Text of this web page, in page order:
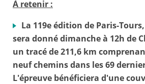
À retenir :
La 119e édition de Paris-
sera donné dimanche à 12h de
un tracé de 211,6 km
neuf chemins dans les 69
L'épreuve bénéficiera d'une